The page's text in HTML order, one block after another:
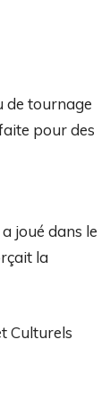
de tournage
pour des
a joué dans le
la
Culturels